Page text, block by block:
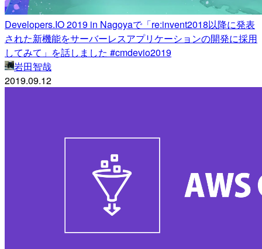
Developers.IO 2019 in Nagoyaで「re:invent2018以降に発表
された新機能をサーバーレスアプリケーションの開発に採用
してみて」を話しました #cmdevio2019
岩田智哉
2019.09.12